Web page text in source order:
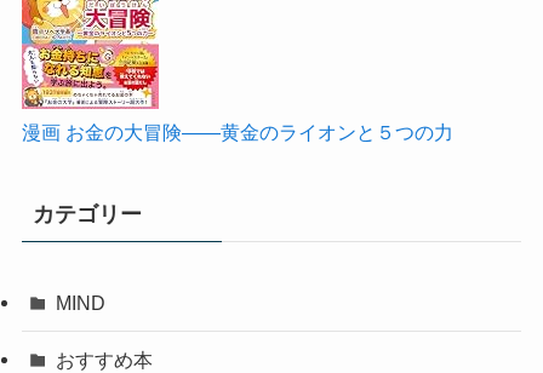
漫画 お金の大冒険――黄金のライオンと５つの力
カテゴリー
MIND
おすすめ本